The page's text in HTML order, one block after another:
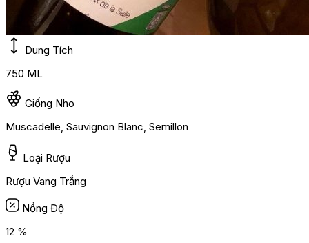
Dung Tích
750 ML
Giống Nho
Muscadelle, Sauvignon Blanc, Semillon
Loại Rượu
Rượu Vang Trắng
Nồng Độ
12 %